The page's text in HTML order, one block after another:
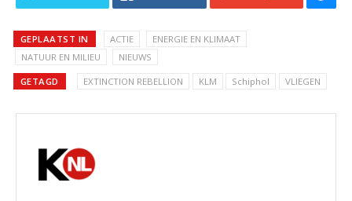
GEPLAATST IN ACTIE
ENERGIE EN KLIMAAT
NATUUR EN MILIEU
NIEUWS
GETAGD EXTINCTION REBELLION KLM Schiphol VLIEGEN